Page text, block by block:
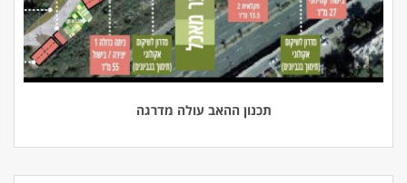
תכנון ההאב עולה מדרגה